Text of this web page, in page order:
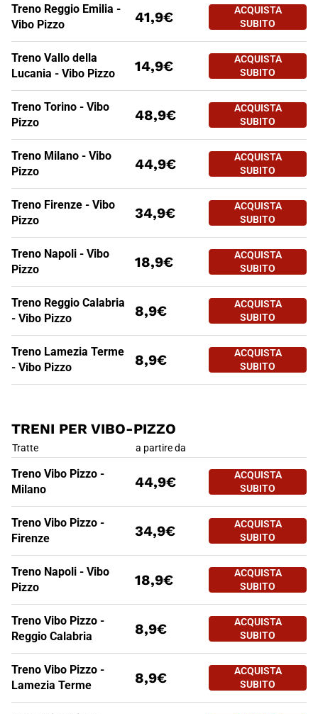
Treno Reggio Emilia -
Vibo Pizzo
41,9€
ACQUISTA
SUBITO
Treno Vallo della
Lucania - Vibo Pizzo
14,9€
ACQUISTA
SUBITO
Treno Torino - Vibo
Pizzo
48,9€
ACQUISTA
SUBITO
a partire da
Treno Milano - Vibo
Pizzo
44,9€
ACQUISTA
SUBITO
Treno Firenze - Vibo
Pizzo
34,9€
ACQUISTA
SUBITO
Treno Napoli - Vibo
Pizzo
18,9€
ACQUISTA
SUBITO
Treno Reggio Calabria
- Vibo Pizzo
8,9€
ACQUISTA
SUBITO
Treno Lamezia Terme
- Vibo Pizzo
8,9€
ACQUISTA
SUBITO
TRENI PER VIBO-PIZZO
TRENI PER VIBO-PIZZO
Tratte a partire da
Treno Vibo Pizzo -
Milano
44,9€
ACQUISTA
SUBITO
Treno Vibo Pizzo -
Firenze
34,9€
ACQUISTA
SUBITO
Treno Napoli - Vibo
Pizzo
18,9€
ACQUISTA
SUBITO
Treno Vibo Pizzo -
Reggio Calabria
8,9€
ACQUISTA
SUBITO
Treno Vibo Pizzo -
Lamezia Terme
8,9€
ACQUISTA
SUBITO
a partire da